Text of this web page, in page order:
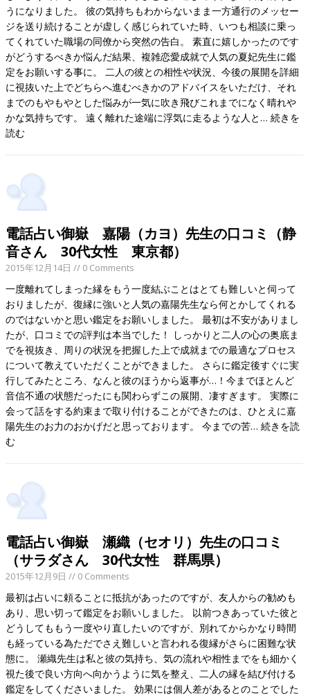
うになりました。 彼の気持ちもわからないまま一方通行のメッセー
ジを送り続けることが虚しく感じられていた時、いつも相談に乗っ
てくれていた職場の同僚から突然の告白。 素直に嬉しかったのです
がどうするべきか悩んだ結果、複雑恋愛成就で人気の夏妃先生に鑑
定をお願いする事に。 二人の彼との相性や状況、今後の展開を詳細
に視抜いた上でどちらへ進むべきかのアドバイスをいただけ、それ
までのもやもやとした悩みが一気に吹き飛びこれまでになく晴れや
かな気持ちです。 遠く離れた途端に浮気に走るような人と…続きを
読む
電話占い御嶽 嘉陽（カヨ）先生の口コミ（静
音さん 30代女性 東京都）
2015年12月14日 // 0 Comments
一度離れてしまった縁をもう一度結ぶことはとても難しいと伺って
おりましたが、復縁に強いと人気の嘉陽先生なら何とかしてくれる
のではないかと思い鑑定をお願いしました。 最初は不安がありまし
たが、口コミでの評判は本当でした！ しっかりと二人の心の奥底ま
でを視抜き、周りの状況を把握した上で成就までの最適なプロセス
について教えていただくことができました。 さらに鑑定後すぐに実
行してみたところ、なんと彼のほうから返事が…！今までほとんど
音信不通の状態だったにも関わらずこの展開、凄すぎます。 実際に
会って話をする約束まで取り付けることができたのは、ひとえに嘉
陽先生のお力のおかげだと思っております。 今までの苦…続きを読
む
電話占い御嶽 瀬織（セオリ）先生の口コミ
（サラダさん 30代女性 群馬県）
2015年12月9日 // 0 Comments
最初は占いに頼ることに抵抗があったのですが、友人からの勧めも
あり、思い切って鑑定をお願いしました。 以前つきあっていた彼と
どうしてももう一度やり直したいのですが、別れてからかなり時間
も経っている為ただでさえ難しいと言われる復縁がさらに困難な状
態に。 瀬織先生は私と彼の気持ち、気の流れや相性までをも細かく
視た後で良い方向へ向かうように気を整え、二人の縁を結び付ける
鑑定をしてくださいました。 効果には個人差があるとのことでした